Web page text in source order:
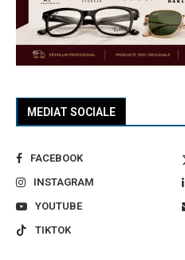
MEDIAT SOCIALE
FACEBOOK
INSTAGRAM
YOUTUBE
TIKTOK